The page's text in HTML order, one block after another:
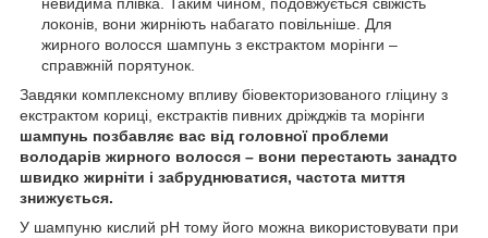
локонів, вони жирніють набагато повільніше. Для
жирного волосся шампунь з екстрактом морінги –
справжній порятунок.
Завдяки комплексному впливу біовекторизованого гліцину з
екстрактом кориці, екстрактів пивних дріжджів та морінги
шампунь позбавляє вас від головної проблеми
володарів жирного волосся – вони перестають занадто
швидко жирніти і забруднюватися, частота миття
знижується.
У шампуню кислий рН тому його можна використовувати при